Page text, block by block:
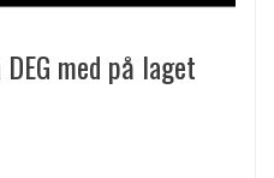
med på laget